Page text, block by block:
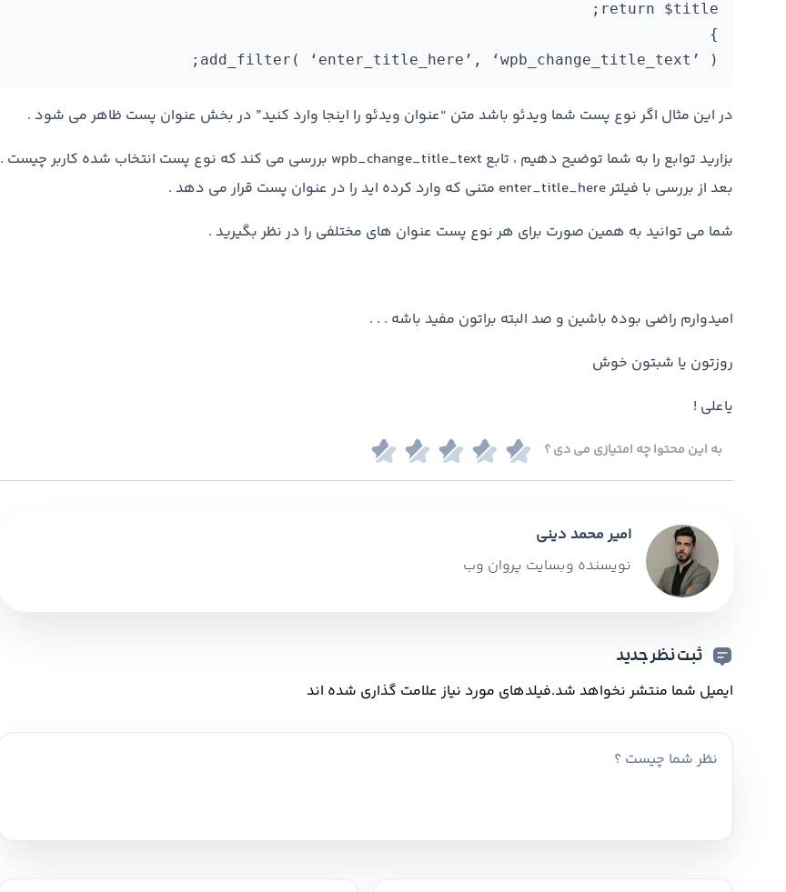
add_filter( ‘enter_title_here’, ‘wpb_change_title_text’ );
در این مثال اگر نوع پست شما ویدئو باشد متن “عنوان ویدئو را اینجا وارد کنید” در بخش عنوان پست ظاهر می شود .
بزارید توابع را به شما توضیح دهیم ، تابع wpb_change_title_text بررسی می کند که نوع پست انتخاب شده کاربر چیست .
بعد از بررسی با فیلتر enter_title_here متنی که وارد کرده اید را در عنوان پست قرار می دهد .
شما می توانید به همین صورت برای هر نوع پست عنوان های مختلفی را در نظر بگیرید .
امیدوارم راضی بوده باشین و صد البته براتون مفید باشه . . .
روزتون یا شبتون خوش
یاعلی !
به این محتوا چه امتیازی می دی ؟
امیر محمد دینی
نویسنده وبسایت پروان وب
ثبت نظر جدید
ایمیل شما منتشر نخواهد شد.فیلدهای مورد نیاز علامت گذاری شده اند